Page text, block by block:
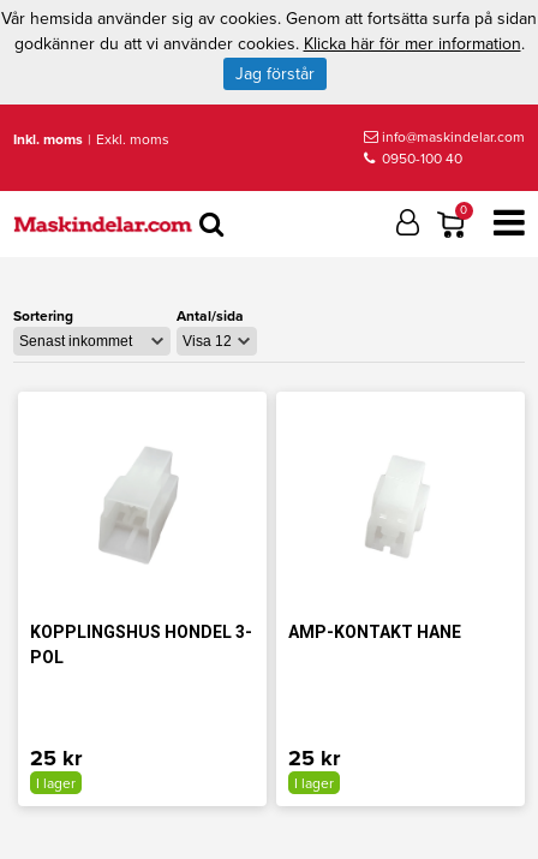
Inkl. moms | Exkl. moms
info@maskindelar.com
0950-100 40
0
Sortering Antal/sida
KOPPLINGSHUS HONDEL 3-
POL
25 kr
I lager
AMP-KONTAKT HANE
25 kr
I lager
Vår hemsida använder sig av cookies. Genom att fortsätta surfa på sidan
godkänner du att vi använder cookies. Klicka här för mer information.
Jag förstår